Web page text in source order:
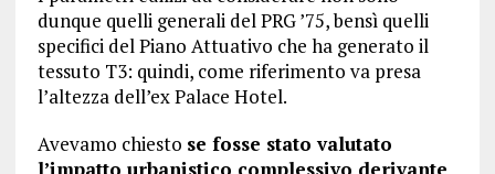
dunque quelli generali del PRG ’75, bensì quelli
specifici del Piano Attuativo che ha generato il
tessuto T3: quindi, come riferimento va presa
l’altezza dell’ex Palace Hotel.
Avevamo chiesto se fosse stato valutato